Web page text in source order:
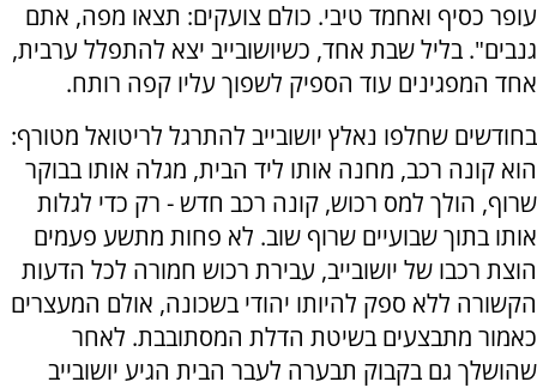
עופר כסיף ואחמד טיבי. כולם צועקים: תצאו מפה, אתם
גנבים". בליל שבת אחד, כשיושובייב יצא להתפלל ערבית,
אחד המפגינים עוד הספיק לשפוך עליו קפה רותח.
בחודשים שחלפו נאלץ יושובייב להתרגל לריטואל מטורף:
הוא קונה רכב, מחנה אותו ליד הבית, מגלה אותו בבוקר
שרוף, הולך למס רכוש, קונה רכב חדש - רק כדי לגלות
אותו בתוך שבועיים שרוף שוב. לא פחות מתשע פעמים
הוצת רכבו של יושובייב, עבירת רכוש חמורה לכל הדעות
הקשורה ללא ספק להיותו יהודי בשכונה, אולם המעצרים
כאמור מתבצעים בשיטת הדלת המסתובבת. לאחר
שהושלך גם בקבוק תבערה לעבר הבית הגיע יושובייב